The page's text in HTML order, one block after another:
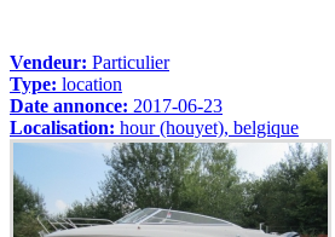
Vendeur: Particulier
Type: location
Date annonce: 2017-06-23
Localisation: hour (houyet), belgique